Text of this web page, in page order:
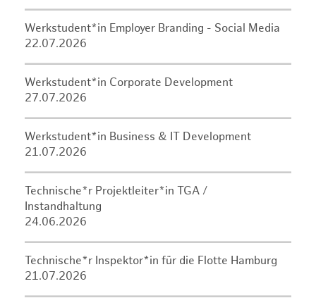
Werkstudent*in Employer Branding - Social Media
22.07.2026
Werkstudent*in Corporate Development
27.07.2026
Werkstudent*in Business & IT Development
21.07.2026
Technische*r Projektleiter*in TGA /
Instandhaltung
24.06.2026
Technische*r Inspektor*in für die Flotte Hamburg
21.07.2026